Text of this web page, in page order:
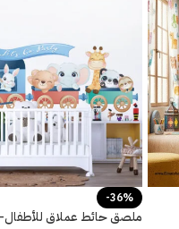
-36%
ملصق حائط عملاق